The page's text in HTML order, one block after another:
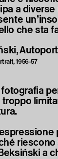
a diverse
che sta
1956-57
a